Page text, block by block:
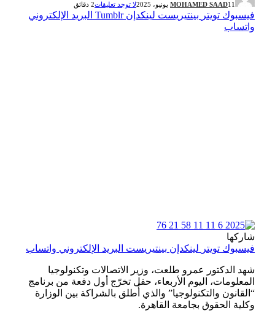
MOHAMED SAAD11 يونيو، 2025 لا توجد تعليقات2 دقائق
فيسبوك تويتر بينتيريست لينكدإن Tumblr البريد الإلكتروني
واتساب
شاركها
فيسبوك تويتر لينكدإن بينتيريست البريد الإلكتروني واتساب
شهد الدكتور عمرو طلعت، وزير الاتصالات وتكنولوجيا
المعلومات، اليوم الأربعاء، حفل تخرّج أول دفعة من برنامج
“القانون والتكنولوجيا” والذي أُطلق بالشراكة بين الوزارة
وكلية الحقوق بجامعة القاهرة.